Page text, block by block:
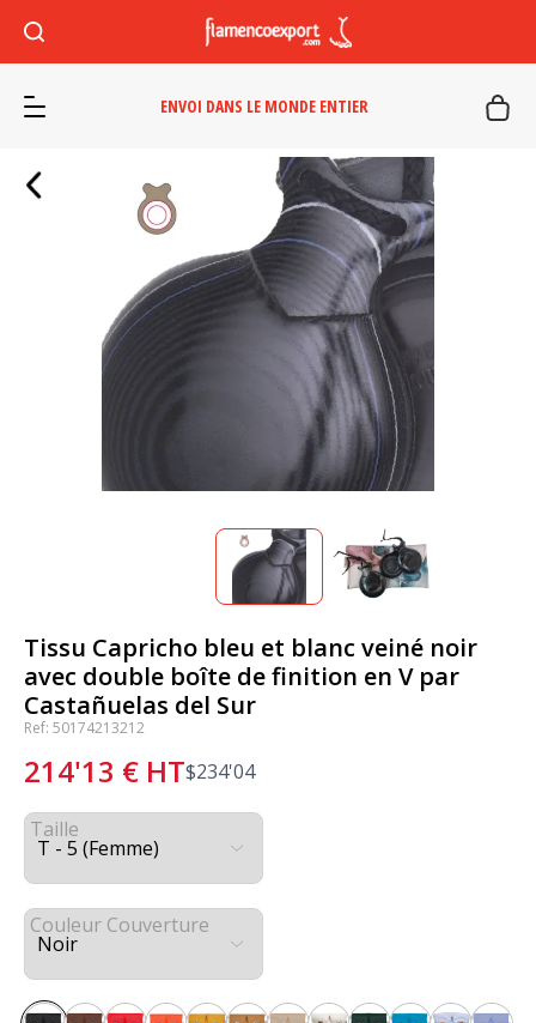
ENVOI DANS LE MONDE ENTIER
Tissu Capricho bleu et blanc veiné noir
avec double boîte de finition en V par
Castañuelas del Sur
Ref: 50174213212
214'13 € HT$234'04
Taille
Couleur Couverture